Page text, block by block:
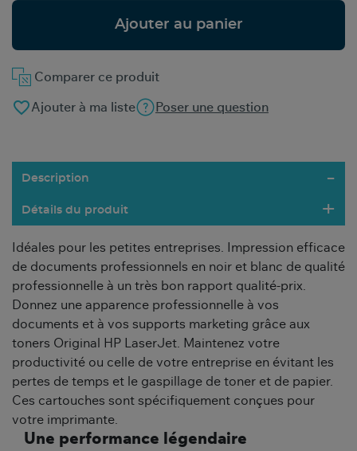
Ajouter au panier
favorite_borderAjouter à ma liste Poser une question
Comparer ce produit
Description
Détails du produit
Idéales pour les petites entreprises. Impression efficace
de documents professionnels en noir et blanc de qualité
professionnelle à un très bon rapport qualité-prix.
Donnez une apparence professionnelle à vos
documents et à vos supports marketing grâce aux
toners Original HP LaserJet. Maintenez votre
productivité ou celle de votre entreprise en évitant les
pertes de temps et le gaspillage de toner et de papier.
Ces cartouches sont spécifiquement conçues pour
votre imprimante.
Une performance légendaire